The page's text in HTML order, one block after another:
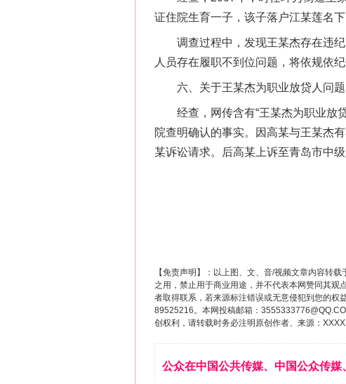
证住院生育一子，该子落户江某莲名
调查过程中，发现王某杰存在违纪
人员存在履职不到位问题，将依规依
六、关于王某杰为职业放贷人问题
经查，网传含有“王某杰为职业放贷
院查明确认的事实。因高某与王某杰
某诉讼请求。后高某上诉至青岛市中
【免责声明】：以上图、文、音/视频文章内容转
之用，禁止用于商业用途，并不代表本网赞同其
者取得联系，若来源标注错误或无意侵犯到您的
89525216。本网投稿邮箱：
创权利，请转载时务必注明原创作者、来源：
公众在中国公共传媒、中国公众传